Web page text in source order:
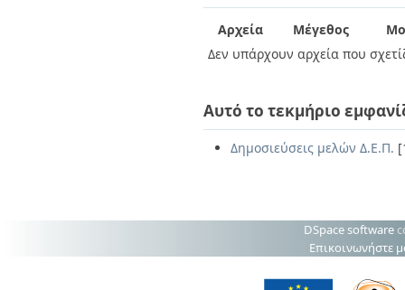
Αρχεία Μέγεθος
Δεν υπάρχουν αρχεία που
Αυτό το τεκμήριο
Δημοσιεύσεις μελών Δ.Ε.Π.
DSpace software
Επικοινωνήστε